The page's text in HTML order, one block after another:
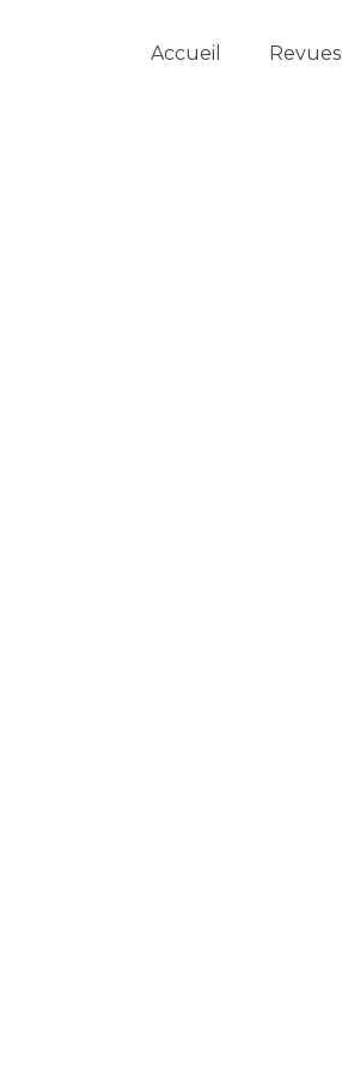
Accueil Revues